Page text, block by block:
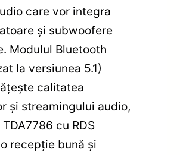
care vor integra
și subwoofere
Modulul Bluetooth
la versiunea 5.1)
calitatea
și streamingului audio,
cu RDS
recepție bună și